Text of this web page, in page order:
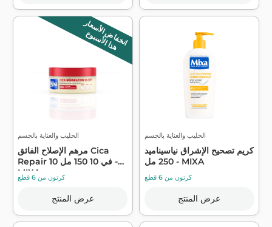
انخفاض الأسعار
هذا الأسبوع
الحليب والعناية بالجسم
مرهم الإصلاح الفائق Cica
Repair 10 في 10 150 مل -
MIXAكرتون من 6 قطع
عرض المنتج
الحليب والعناية بالجسم
كريم تصحيح الإشراق نياسيناميد
250 مل - MIXA
كرتون من 6 قطع
عرض المنتج